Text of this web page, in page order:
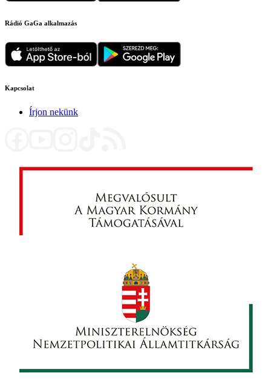
Rádió GaGa alkalmazás
Kapcsolat
Írjon nekünk